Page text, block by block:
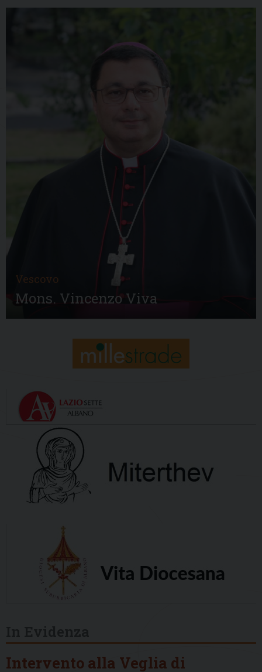
Vescovo
Mons. Vincenzo Viva
Intervento alla Veglia di